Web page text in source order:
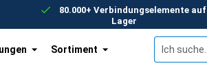
80.000+ Verbindungselemente auf
Lager
Sortiment